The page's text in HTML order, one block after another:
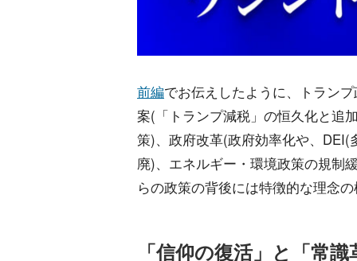
前編でお伝えしたように、トラン
案(「トランプ減税」の恒久化と追
策)、政府改革(政府効率化や、
廃)、エネルギー・環境政策の規制
らの政策の背後には特徴的な理念
「信仰の復活」と「常